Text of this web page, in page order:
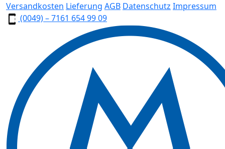
Versandkosten Lieferung AGB Datenschutz Impressum
(0049) – 7161 654 99 09